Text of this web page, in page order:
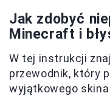
Jak zdobyć
Minecraft i
W tej instrukcji
przewodnik, który
wyjątkowego